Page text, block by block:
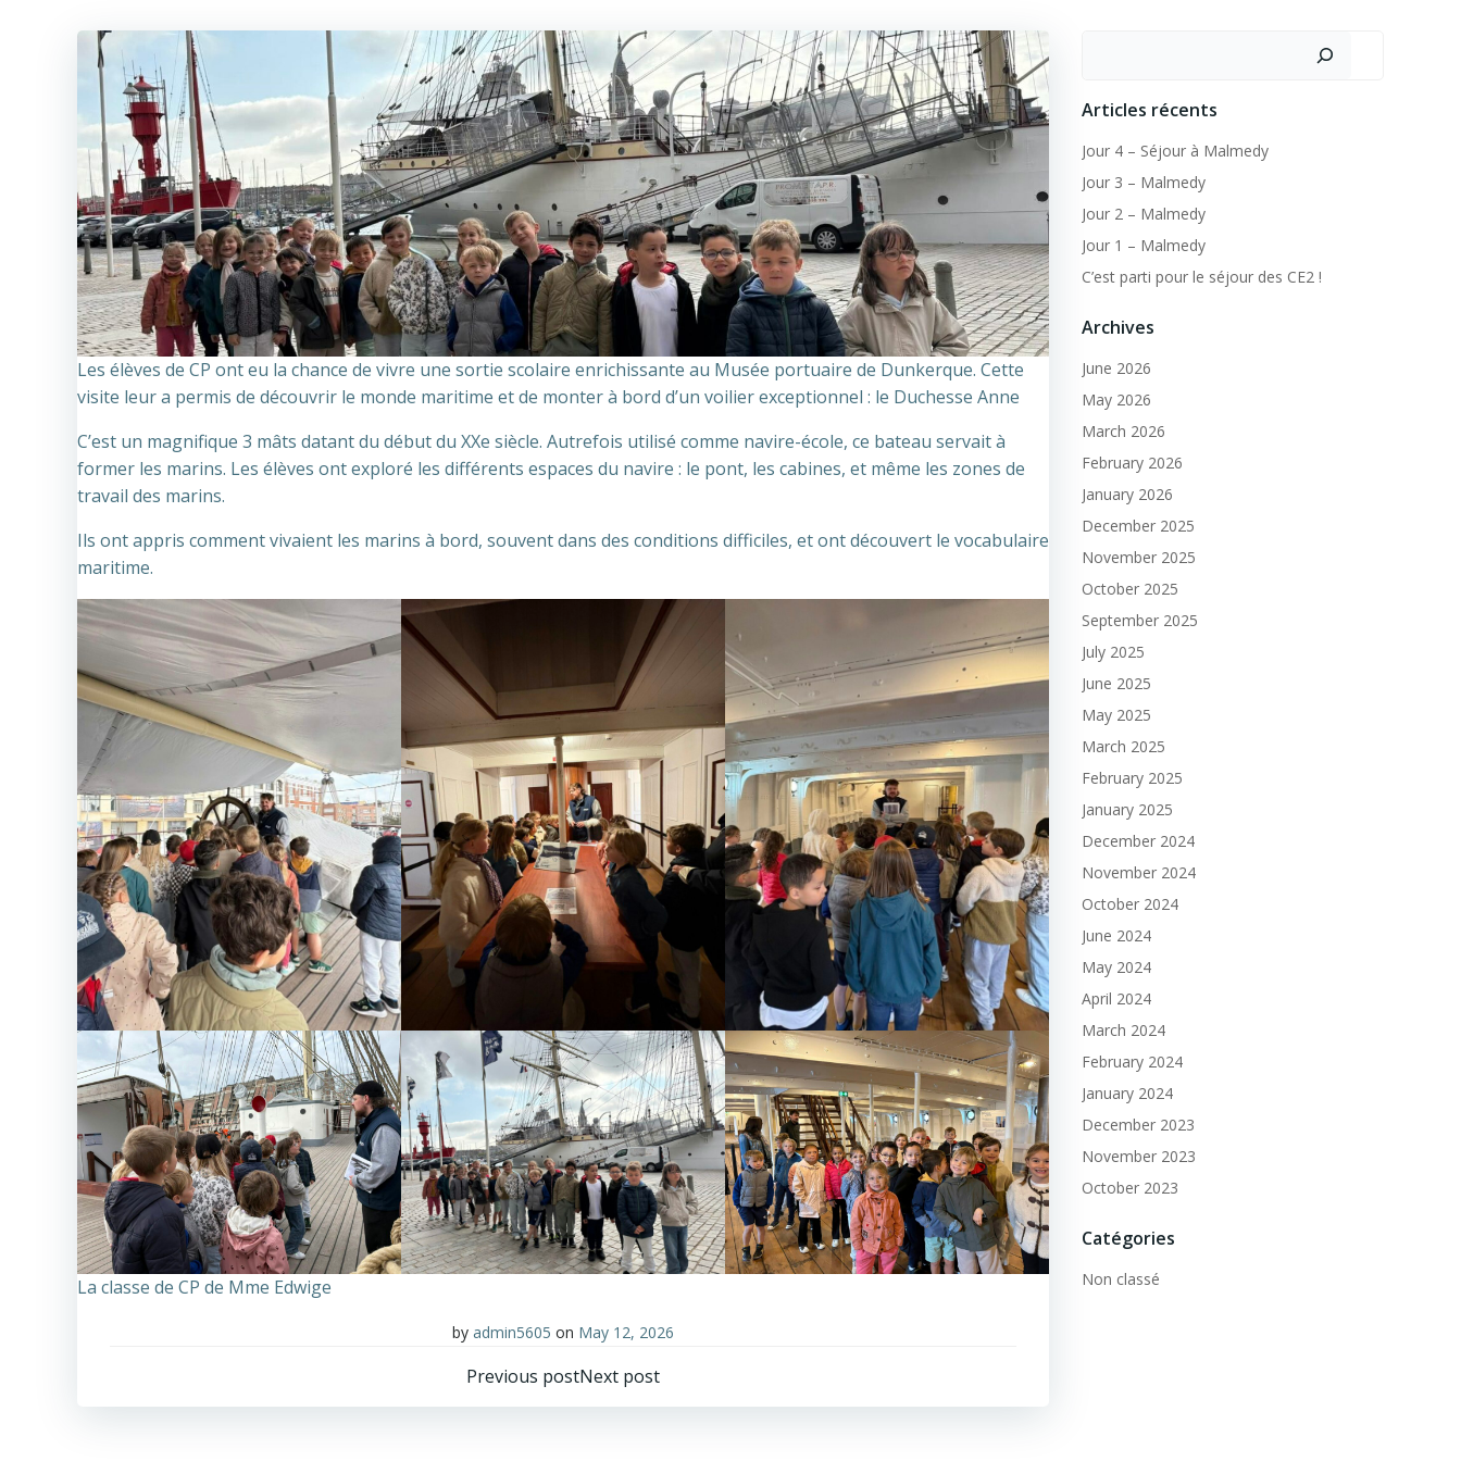
Les élèves de CP ont eu la chance de vivre une sortie scolaire enrichissante au Musée portuaire de Dunkerque. Cette
visite leur a permis de découvrir le monde maritime et de monter à bord d’un voilier exceptionnel : le Duchesse Anne
C’est un magnifique 3 mâts datant du début du XXe siècle. Autrefois utilisé comme navire-école, ce bateau servait à
former les marins. Les élèves ont exploré les différents espaces du navire : le pont, les cabines, et même les zones de
travail des marins.
Ils ont appris comment vivaient les marins à bord, souvent dans des conditions difficiles, et ont découvert le vocabulaire
maritime.
La classe de CP de Mme Edwige
by admin5605 on May 12, 2026
Post
Previous postPost
Next post
Articles récents
Jour 4 – Séjour à Malmedy
Jour 3 – Malmedy
Jour 2 – Malmedy
Jour 1 – Malmedy
C’est parti pour le séjour des CE2 !
Archives
June 2026
May 2026
March 2026
February 2026
January 2026
December 2025
November 2025
October 2025
September 2025
July 2025
June 2025
May 2025
March 2025
February 2025
January 2025
December 2024
November 2024
October 2024
June 2024
May 2024
April 2024
March 2024
February 2024
January 2024
December 2023
November 2023
October 2023
Catégories
Non classé